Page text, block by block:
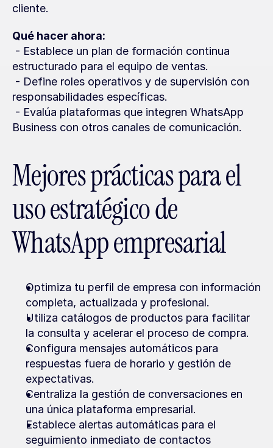
cliente.
Qué hacer ahora:
estructurado para el equipo de ventas.
responsabilidades específicas.
Business con otros canales de comunicación.
Mejores prácticas para el
uso estratégico de
WhatsApp empresarial
Optimiza tu perfil de empresa con información
completa, actualizada y profesional.
Utiliza catálogos de productos para facilitar
la consulta y acelerar el proceso de compra.
Configura mensajes automáticos para
respuestas fuera de horario y gestión de
expectativas.
Centraliza la gestión de conversaciones en
una única plataforma empresarial.
Establece alertas automáticas para el
seguimiento inmediato de contactos